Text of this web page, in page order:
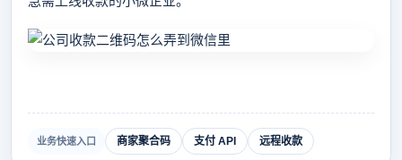
业务快速入口 商家聚合码 支付 API 远程收款